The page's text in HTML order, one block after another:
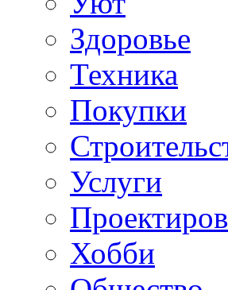
Здоровье
Техника
Покупки
Услуги
Хобби